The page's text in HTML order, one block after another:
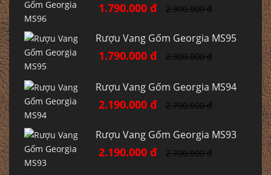
1.790.000 đ 2.300.000 đ
Rượu Vang Gốm Georgia MS95
1.790.000 đ 2.300.000 đ
Rượu Vang Gốm Georgia MS94
2.190.000 đ 2.700.000 đ
Rượu Vang Gốm Georgia MS93
2.190.000 đ 2.700.000 đ